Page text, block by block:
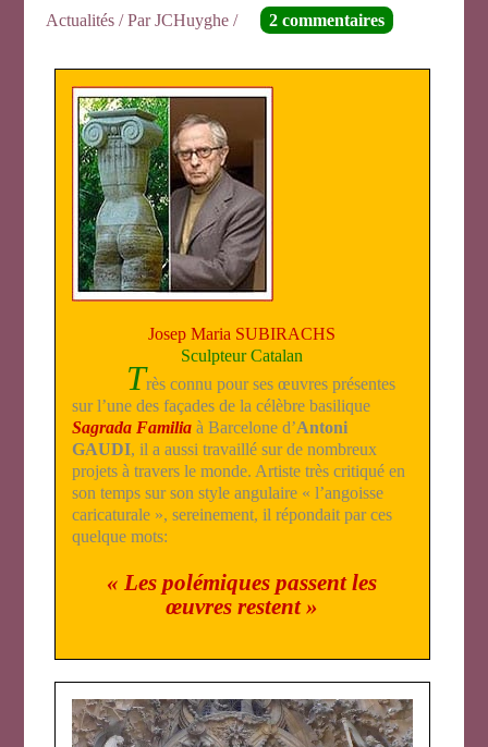
Actualités / ParJCHuyghe/ 2 commentaires
Josep Maria SUBIRACHS
Sculpteur Catalan
Très connu pour ses œuvres présentes
sur l’une des façades de la célèbre basilique
Sagrada Familiaà Barcelone d’Antoni
GAUDI, il a aussi travaillé sur de nombreux
projets à travers le monde. Artiste très critiqué en
son temps sur son style angulaire « l’angoisse
caricaturale », sereinement, il répondait par ces
quelque mots:
« Les polémiques passent les
œuvres restent »